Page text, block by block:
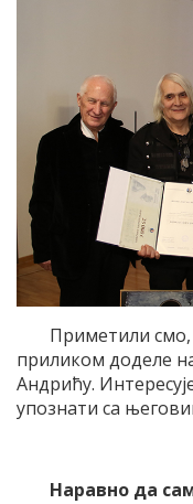
Приметили
приликом доделе
Андрићу.
упознати са
Наравно да